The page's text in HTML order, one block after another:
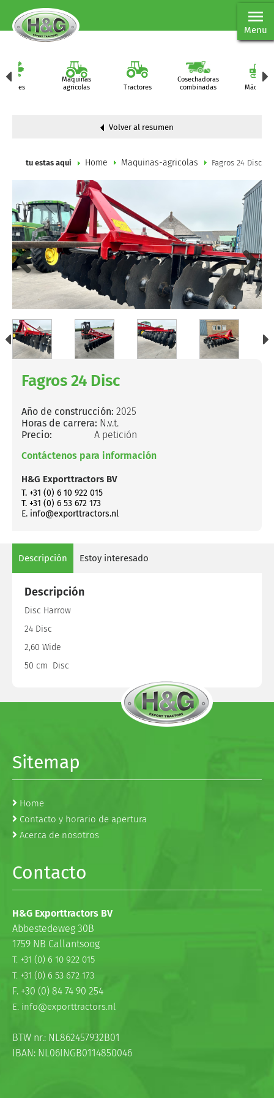
Menu
Partes
Maquinas
agricolas
Tractores
Cosechadoras
combinadas
Máquinas
Volver al resumen
tu estas aqui Home Maquinas-agricolas Fagros 24 Disc
Fagros 24 Disc
Año de construcción: 2025
Horas de carrera: N.v.t.
Precio:
A petición
Contáctenos para información
H&G Exporttractors BV
T. +31 (0) 6 10 922 015
T. +31 (0) 6 53 672 173
E. info@exporttractors.nl
Descripción Estoy interesado
Descripción
Disc Harrow
24 Disc
2,60 Wide
50 cm Disc
Sitemap
Home
Contacto y horario de apertura
Acerca de nosotros
Contacto
H&G Exporttractors BV
Abbestedeweg 30B
1759 NB Callantsoog
T. +31 (0) 6 10 922 015
T. +31 (0) 6 53 672 173
F. +30 (0) 84 74 90 254
E. info@exporttractors.nl
BTW nr.: NL862457932B01
IBAN: NL06INGB0114850046